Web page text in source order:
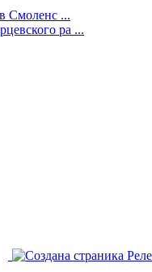
Смоленс ...
ра ...